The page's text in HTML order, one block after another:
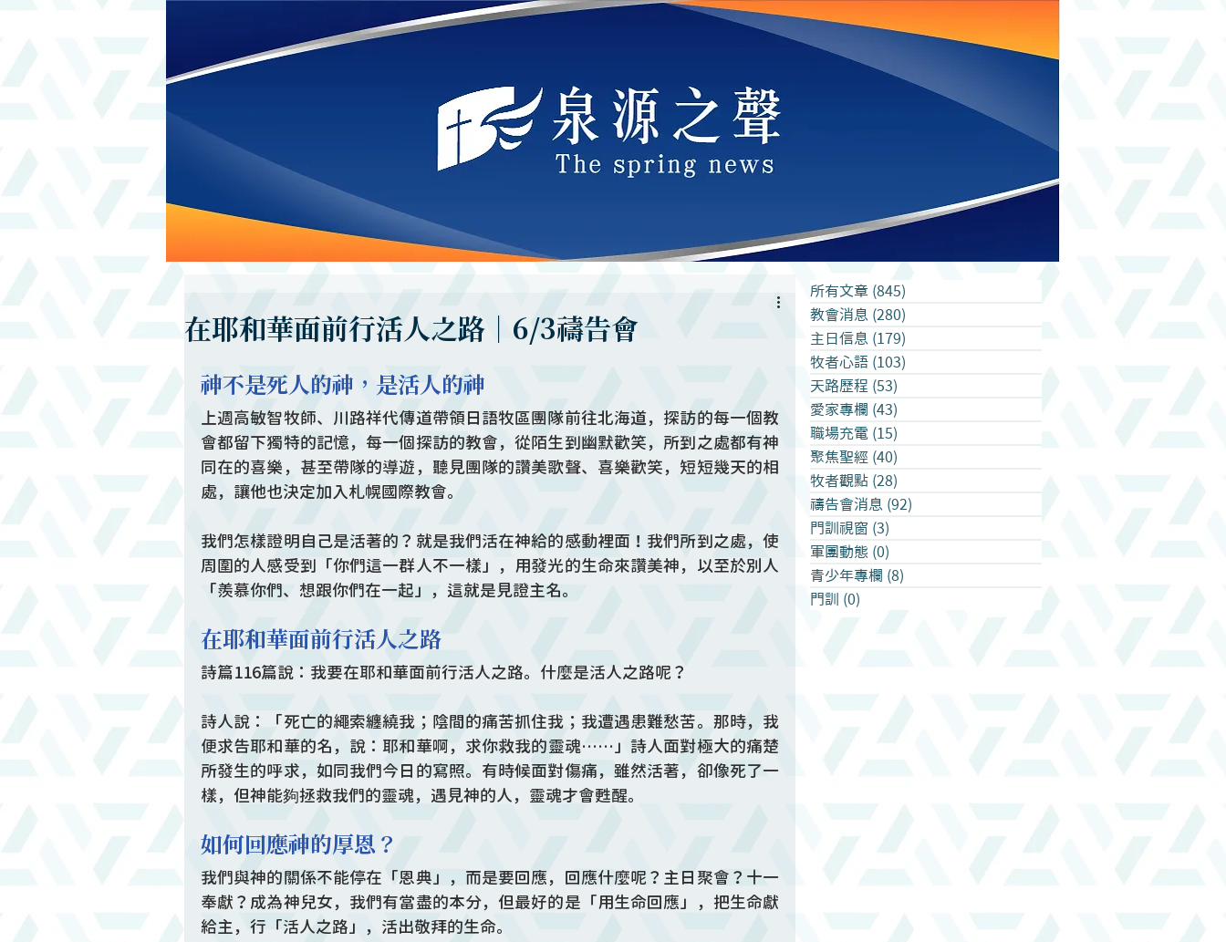
在耶和華面前行活人之路｜6/3禱告會
神不是死人的神，是活人的神
上週高敏智牧師、川路祥代傳道帶領日語牧區團隊前往北海道，探訪的每一個教
會都留下獨特的記憶，每一個探訪的教會，從陌生到幽默歡笑，所到之處都有神
同在的喜樂，甚至帶隊的導遊，聽見團隊的讚美歌聲、喜樂歡笑，短短幾天的相
處，讓他也決定加入札幌國際教會。
我們怎樣證明自己是活著的？就是我們活在神給的感動裡面！我們所到之處，使
周圍的人感受到「你們這一群人不一樣」，用發光的生命來讚美神，以至於別人
「羨慕你們、想跟你們在一起」，這就是見證主名。
在耶和華面前行活人之路
詩篇116篇說：我要在耶和華面前行活人之路。什麼是活人之路呢？
詩人說：「死亡的繩索纏繞我；陰間的痛苦抓住我；我遭遇患難愁苦。那時，我
便求告耶和華的名，說：耶和華啊，求你救我的靈魂……」詩人面對極大的痛楚
所發生的呼求，如同我們今日的寫照。有時候面對傷痛，雖然活著，卻像死了一
樣，但神能夠拯救我們的靈魂，遇見神的人，靈魂才會甦醒。
如何回應神的厚恩？
我們與神的關係不能停在「恩典」，而是要回應，回應什麼呢？主日聚會？十一
奉獻？成為神兒女，我們有當盡的本分，但最好的是「用生命回應」，把生命獻
給主，行「活人之路」，活出敬拜的生命。
所有文章 (845)
教會消息 (280)
主日信息 (179)
牧者心語 (103)
天路歷程 (53)
愛家專欄 (43)
職場充電 (15)
聚焦聖經 (40)
牧者觀點 (28)
禱告會消息 (92)
門訓視窗 (3)
軍團動態 (0)
青少年專欄 (8)
門訓
(0)